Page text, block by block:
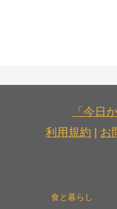
「今日
利用規約
お
食と暮らし